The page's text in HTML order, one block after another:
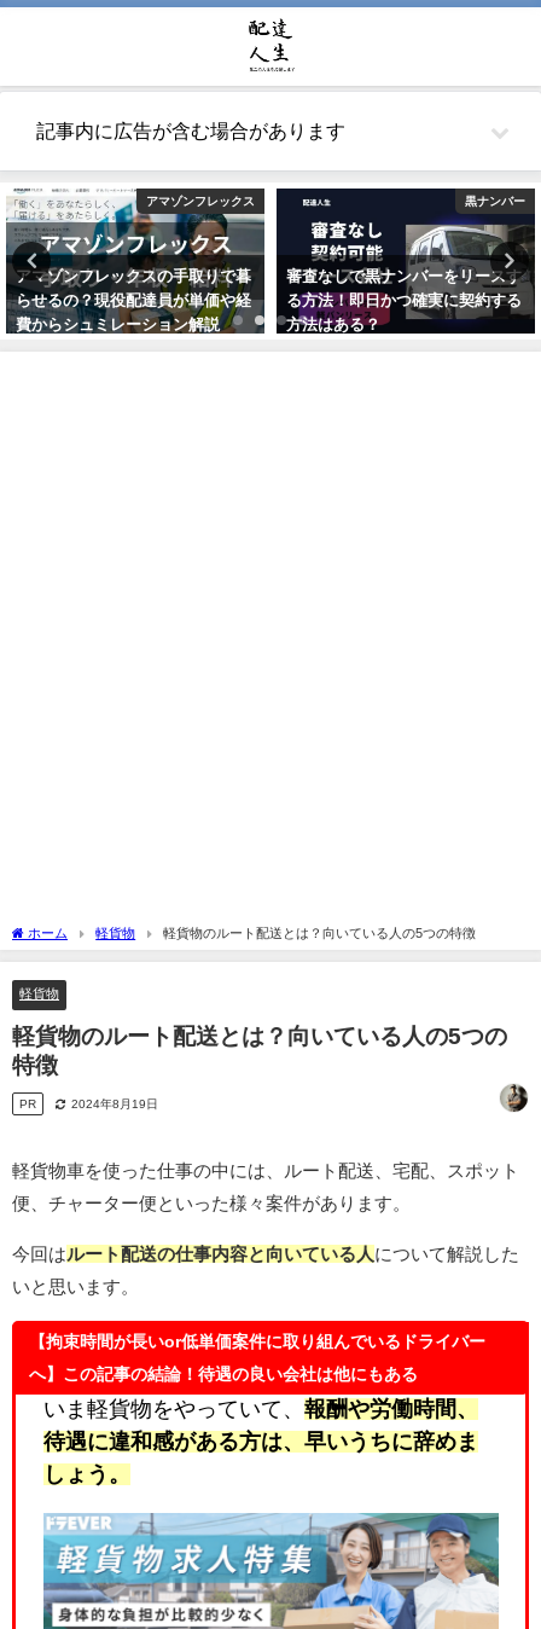
記事内に広告が含む場合があります
アマゾンフレックス
アマゾンフレックスの手取りで暮
らせるの？現役配達員が単価や経
費からシュミレーション解説
黒ナンバー
審査なしで黒ナンバーをリースす
る方法！即日かつ確実に契約する
方法はある？
ホーム 軽貨物 軽貨物のルート配送とは？向いている人の5つの特徴
軽貨物
軽貨物のルート配送とは？向いている人の5つの
特徴
PR 2024年8月19日
軽貨物車を使った仕事の中には、ルート配送、宅配、スポット
便、チャーター便といった様々案件があります。
今回は ルート配送の仕事内容と向いている人 について解説した
いと思います。
【拘束時間が長いor低単価案件に取り組んでいるドライバー
へ】この記事の結論！待遇の良い会社は他にもある
いま軽貨物をやっていて、 報酬や労働時間、
待遇に違和感がある方は、早いうちに辞めま
しょう。